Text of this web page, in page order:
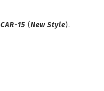
CAR-15 (New Style).